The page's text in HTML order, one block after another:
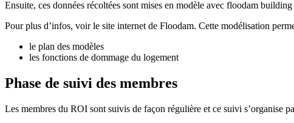
Ensuite, ces données récoltées sont mises en modèle avec floodam
Pour plus d’infos, voir le site internet de Floodam. Cette modélisation
le plan des modèles
les fonctions de dommage du logement
Phase de suivi des membres
Les membres du ROI sont suivis de façon régulière et ce suivi s’organise